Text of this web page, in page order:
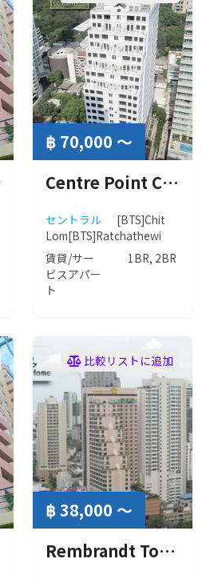
฿ 70,000 ～
Centre Point Chidlom ( センターポイント チットロム )
セントラル
[BTS]Chit
Lom[BTS]Ratchathewi
賃貸/サー
ビスアパー
ト
1BR, 2BR
比較リストに追加
฿ 38,000 ～
Rembrandt Tower ( レンブラント タワー )